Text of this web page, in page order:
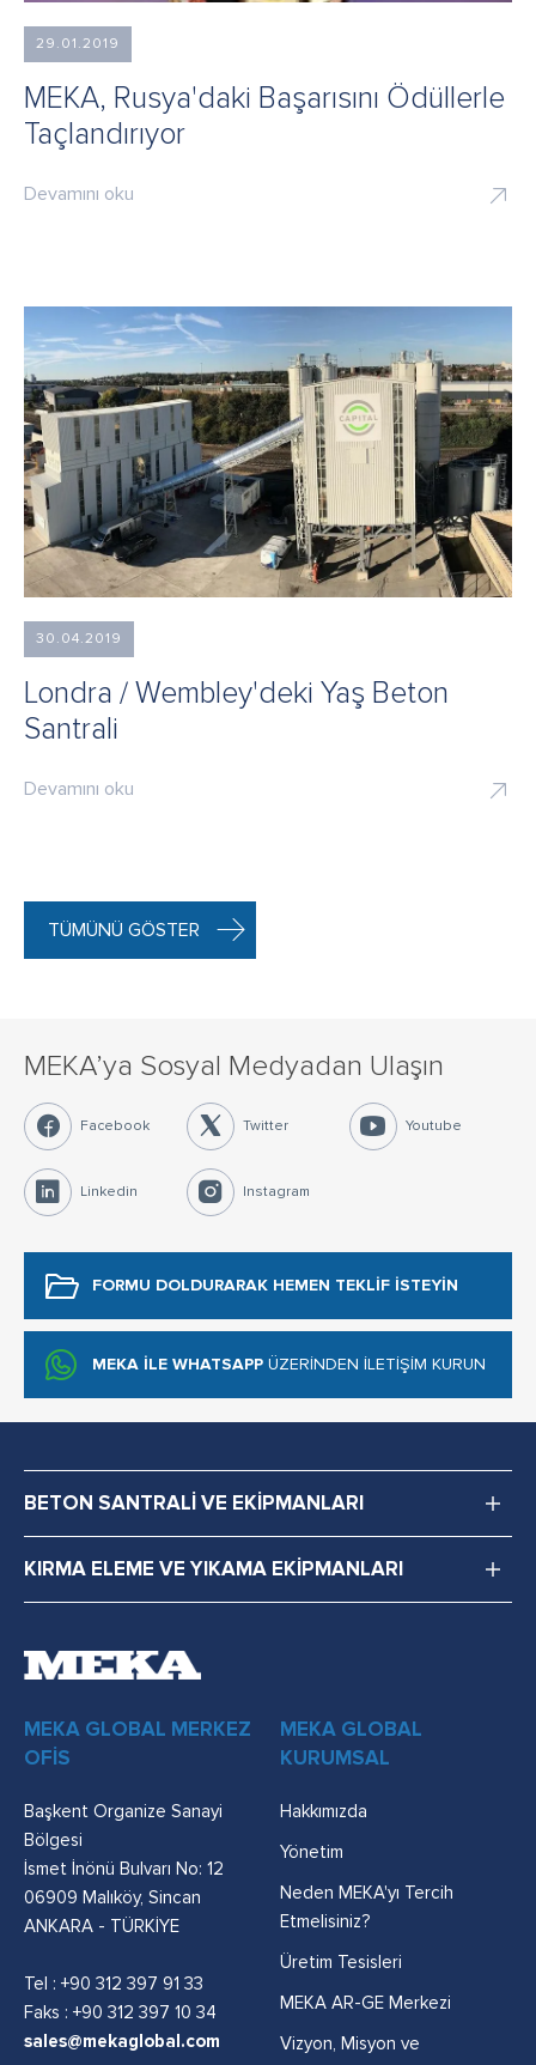
29.01.2019
MEKA, Rusya'daki Başarısını Ödüllerle
Taçlandırıyor
Devamını oku
30.04.2019
Londra / Wembley'deki Yaş Beton
Santrali
Devamını oku
TÜMÜNÜ GÖSTER
MEKA’ya Sosyal Medyadan Ulaşın
Facebook Twitter Youtube
Linkedin Instagram
FORMU DOLDURARAK HEMEN TEKLİF İSTEYİN
MEKA İLE WHATSAPP ÜZERİNDEN İLETİŞİM KURUN
BETON SANTRALİ VE EKİPMANLARI
KIRMA ELEME VE YIKAMA EKİPMANLARI
MEKA GLOBAL MERKEZ
OFİS
Başkent Organize Sanayi
Bölgesi
İsmet İnönü Bulvarı No: 12
06909 Malıköy, Sincan
ANKARA - TÜRKİYE
Tel : +90 312 397 91 33
Faks : +90 312 397 10 34
sales@mekaglobal.com
MEKA GLOBAL
KURUMSAL
Hakkımızda
Yönetim
Neden MEKA'yı Tercih
Etmelisiniz?
Üretim Tesisleri
MEKA AR-GE Merkezi
Vizyon, Misyon ve